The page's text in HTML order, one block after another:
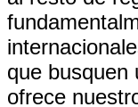
que busquen
ofrece